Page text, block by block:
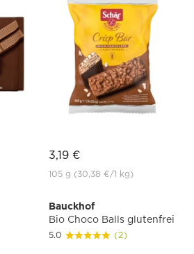
3,19 €
105 g (30,38 €/1 kg)
Bauckhof
Bio Choco Balls glutenfrei
5.0 (2)